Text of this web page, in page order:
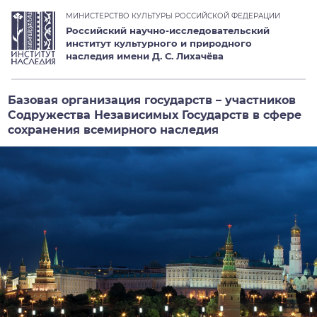
МИНИСТЕРСТВО КУЛЬТУРЫ РОССИЙСКОЙ ФЕДЕРАЦИИ
Российский научно-исследовательский
институт культурного и природного
наследия имени Д. С. Лихачёва
Базовая организация государств – участников
Содружества Независимых Государств в сфере
сохранения всемирного наследия